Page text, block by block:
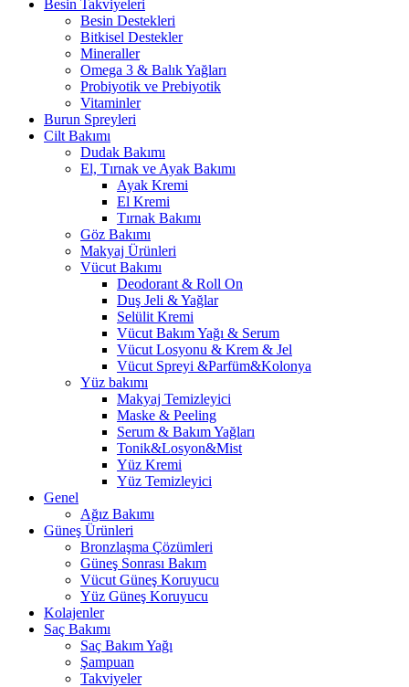
Besin Takviyeleri
Besin Destekleri
Bitkisel Destekler
Mineraller
Omega 3 & Balık Yağları
Probiyotik ve Prebiyotik
Vitaminler
Burun Spreyleri
Cilt Bakımı
Dudak Bakımı
El, Tırnak ve Ayak Bakımı
Ayak Kremi
El Kremi
Tırnak Bakımı
Göz Bakımı
Makyaj Ürünleri
Vücut Bakımı
Deodorant & Roll On
Duş Jeli & Yağlar
Selülit Kremi
Vücut Bakım Yağı & Serum
Vücut Losyonu & Krem & Jel
Vücut Spreyi &Parfüm&Kolonya
Yüz bakımı
Makyaj Temizleyici
Maske & Peeling
Serum & Bakım Yağları
Tonik&Losyon&Mist
Yüz Kremi
Yüz Temizleyici
Genel
Ağız Bakımı
Güneş Ürünleri
Bronzlaşma Çözümleri
Güneş Sonrası Bakım
Vücut Güneş Koruyucu
Yüz Güneş Koruyucu
Kolajenler
Saç Bakımı
Saç Bakım Yağı
Şampuan
Takviyeler